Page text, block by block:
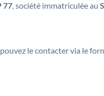
77, société immatriculée au
le contacter via le